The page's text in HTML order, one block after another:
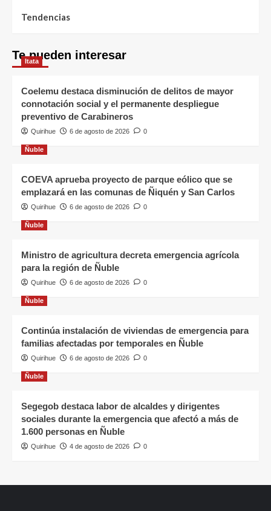
Tendencias
Te pueden interesar
Itata
Coelemu destaca disminución de delitos de mayor
connotación social y el permanente despliegue
preventivo de Carabineros
Quirihue 6 de agosto de 2026 0
Ñuble
COEVA aprueba proyecto de parque eólico que se
emplazará en las comunas de Ñiquén y San Carlos
Quirihue 6 de agosto de 2026 0
Ñuble
Ministro de agricultura decreta emergencia agrícola
para la región de Ñuble
Quirihue 6 de agosto de 2026 0
Ñuble
Continúa instalación de viviendas de emergencia para
familias afectadas por temporales en Ñuble
Quirihue 6 de agosto de 2026 0
Ñuble
Segegob destaca labor de alcaldes y dirigentes
sociales durante la emergencia que afectó a más de
1.600 personas en Ñuble
Quirihue 4 de agosto de 2026 0